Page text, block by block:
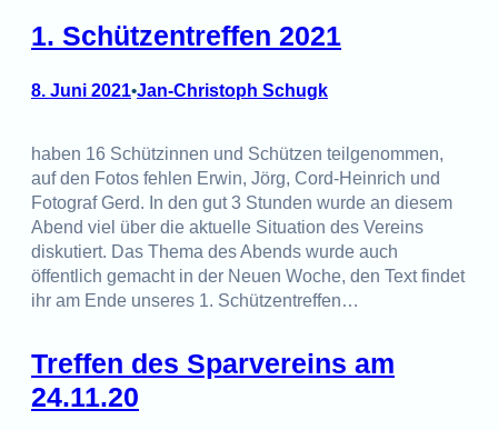
1. Schützentreffen 2021
8. Juni 2021•Jan-Christoph Schugk
haben 16 Schützinnen und Schützen teilgenommen,
auf den Fotos fehlen Erwin, Jörg, Cord-Heinrich und
Fotograf Gerd. In den gut 3 Stunden wurde an diesem
Abend viel über die aktuelle Situation des Vereins
diskutiert. Das Thema des Abends wurde auch
öffentlich gemacht in der Neuen Woche, den Text findet
ihr am Ende unseres 1. Schützentreffen…
Treffen des Sparvereins am
24.11.20